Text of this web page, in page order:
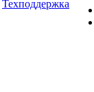
Техподдержка